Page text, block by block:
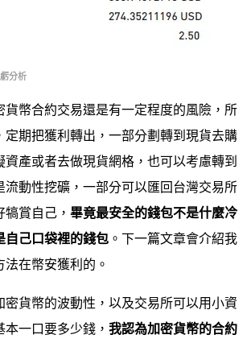
分析
貨幣合約交易還是有一定程度的風險，所
定期把獲利轉出，一部分劃轉到現貨去購
資產或者去做現貨網格，也可以考慮轉到
流動性挖礦，一部分可以匯回台灣交易所
賞自己， 畢竟最安全的錢包不是什麼冷
自己口袋裡的錢包 。下一篇文章會介紹我
在幣安獲利的。
貨幣的波動性，以及交易所可以用小資
一口要多少錢， 我認為加密貨幣的合約